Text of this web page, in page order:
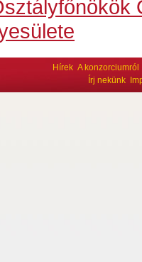
Hírek A konzorciumról
Írj nekünk